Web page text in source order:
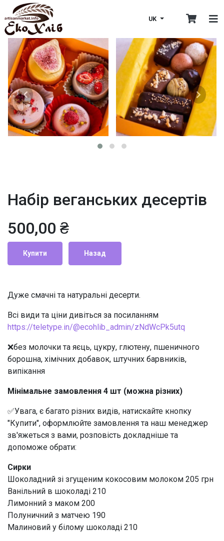
UK
Набір веганських десертів
500,00 ₴
Купити Назад
Дуже смачні та натуральні десерти.
Всі види та ціни дивіться за посиланням
https://teletype.in/@ecohlib_admin/zNdWcPk5utq
❌без молочки та яєць, цукру, глютену, пшеничного
борошна, хімічних добавок, штучних барвників,
випікання
Мінімальне замовлення 4 шт (можна різних)
✅Увага, є багато різних видів, натискайте кнопку
"Купити", оформлюйте замовлення та наш менеджер
зв'яжеться з вами, розповість докладніше та
допоможе обрати:
Сирки
Шоколадний зі згущеним кокосовим молоком 205 грн
Ванільний в шоколаді 210
Лимонний з маком 200
Полуничний з матчею 190
Малиновий у білому шоколаді 210